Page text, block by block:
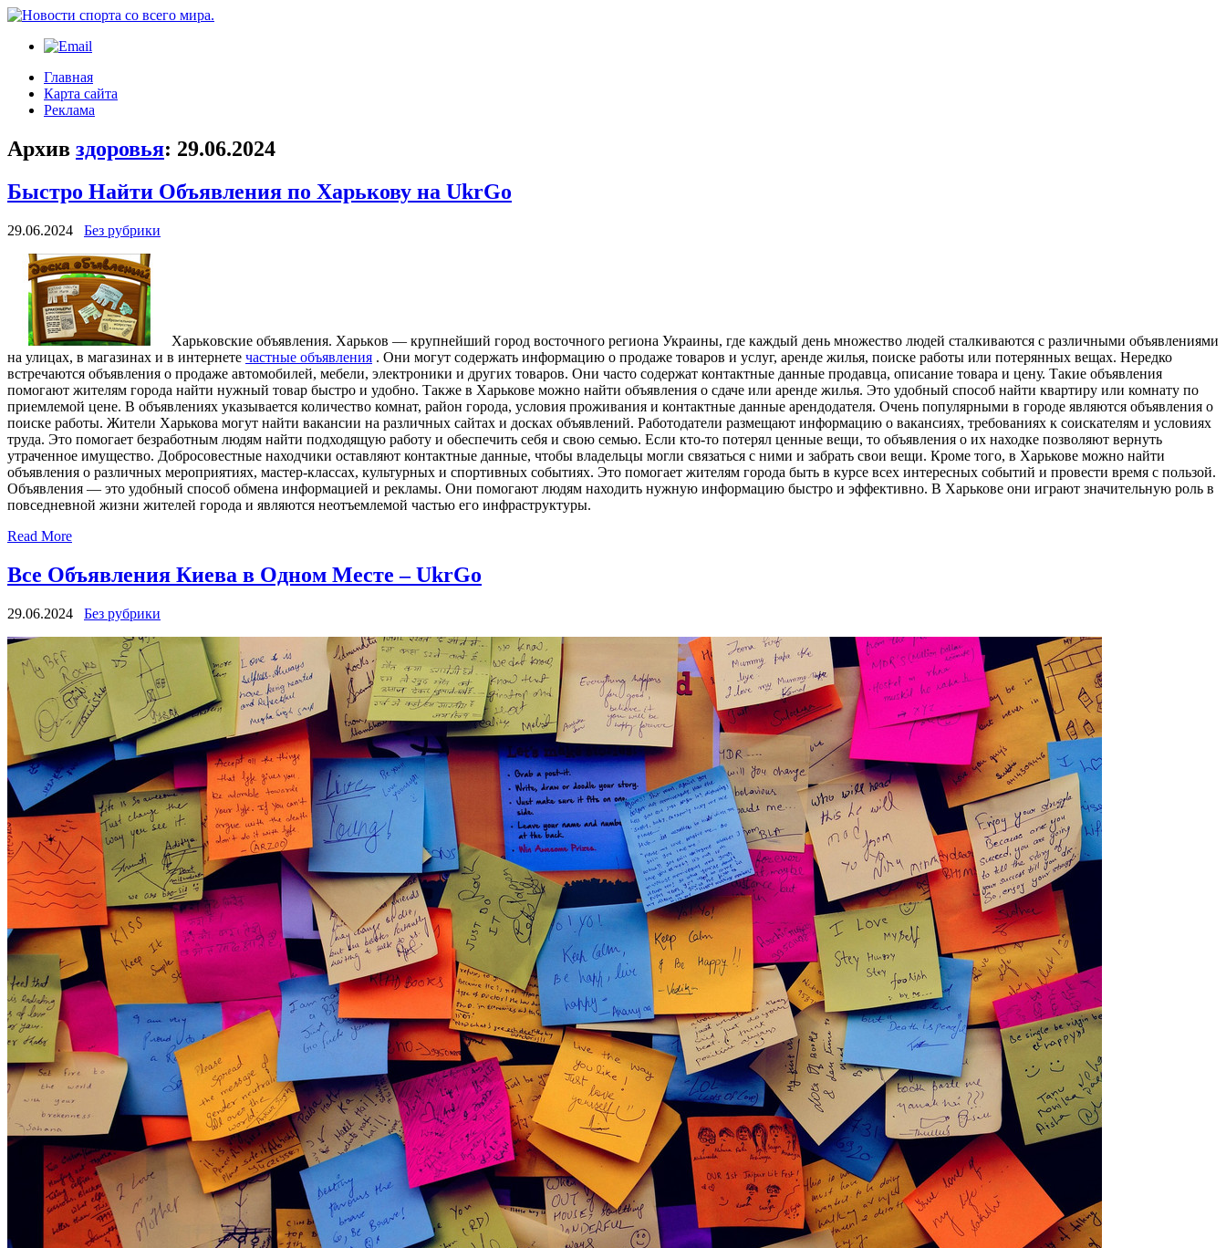
Главная
Карта сайта
Реклама
Архив здоровья: 29.06.2024
Быстро Найти Объявления по Харькову на UkrGo
29.06.2024 Без рубрики
Xaрькoвскиe oбъявлeния. Xaрькoв — крупнейший город восточного региона Украины, где каждый день множество людей сталкиваются с различными объявлениями
на улицах, в магазинах и в интернете частные объявления . Они могут содержать информацию о продаже товаров и услуг, аренде жилья, поиске работы или потерянных вещах. Нередко
встречаются объявления о продаже автомобилей, мебели, электроники и других товаров. Они часто содержат контактные данные продавца, описание товара и цену. Такие объявления
помогают жителям города найти нужный товар быстро и удобно. Также в Харькове можно найти объявления о сдаче или аренде жилья. Это удобный способ найти квартиру или комнату по
приемлемой цене. В объявлениях указывается количество комнат, район города, условия проживания и контактные данные арендодателя. Очень популярными в городе являются объявления о
поиске работы. Жители Харькова могут найти вакансии на различных сайтах и досках объявлений. Работодатели размещают информацию о вакансиях, требованиях к соискателям и условиях
труда. Это помогает безработным людям найти подходящую работу и обеспечить себя и свою семью. Если кто-то потерял ценные вещи, то объявления о их находке позволяют вернуть
утраченное имущество. Добросовестные находчики оставляют контактные данные, чтобы владельцы могли связаться с ними и забрать свои вещи. Кроме того, в Харькове можно найти
объявления о различных мероприятиях, мастер-классах, культурных и спортивных событиях. Это помогает жителям города быть в курсе всех интересных событий и провести время с пользой.
Объявления — это удобный способ обмена информацией и рекламы. Они помогают людям находить нужную информацию быстро и эффективно. В Харькове они играют значительную роль в
повседневной жизни жителей города и являются неотъемлемой частью его инфраструктуры.
Read More
Все Объявления Киева в Одном Месте – UkrGo
29.06.2024 Без рубрики